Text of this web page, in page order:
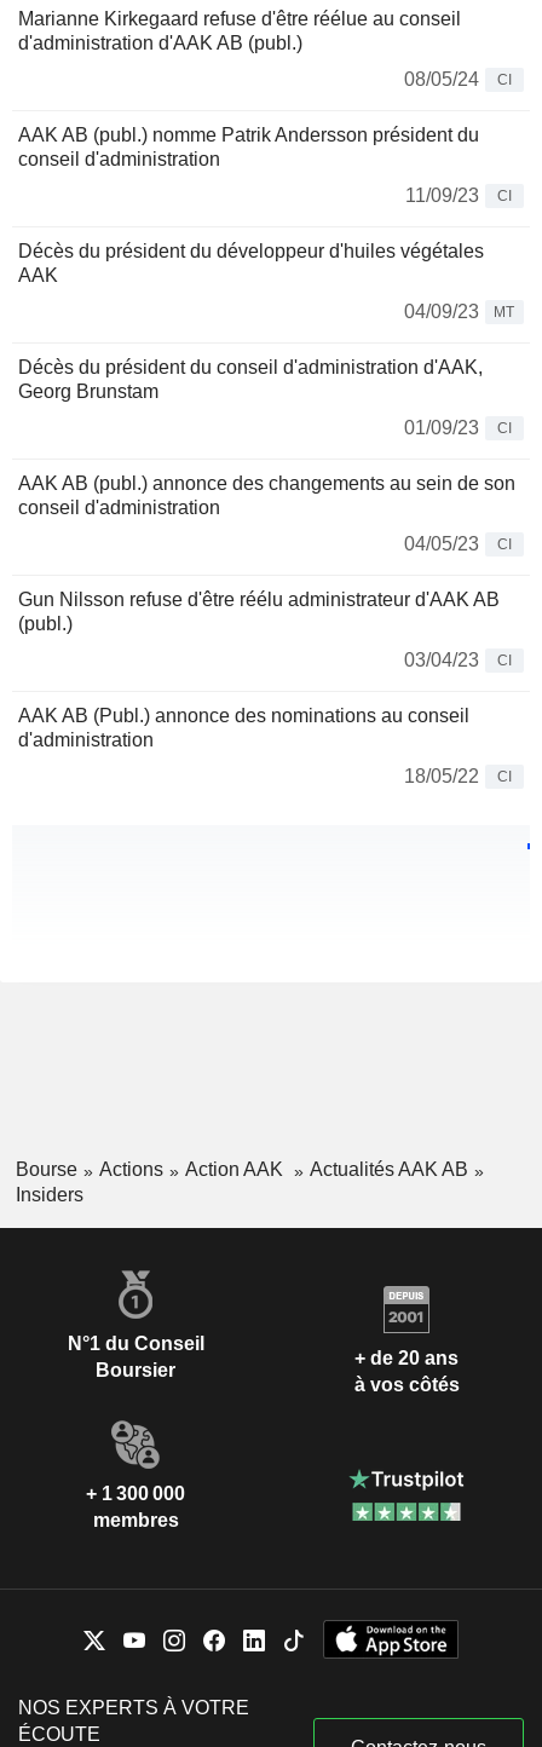
Marianne Kirkegaard refuse d'être réélue au conseil
d'administration d'AAK AB (publ.)
08/05/24
CI
AAK AB (publ.) nomme Patrik Andersson président du
conseil d'administration
11/09/23
CI
Décès du président du développeur d'huiles végétales
AAK
04/09/23
MT
Décès du président du conseil d'administration d'AAK,
Georg Brunstam
01/09/23
CI
AAK AB (publ.) annonce des changements au sein de son
conseil d'administration
04/05/23
CI
Gun Nilsson refuse d'être réélu administrateur d'AAK AB
(publ.)
03/04/23
CI
AAK AB (Publ.) annonce des nominations au conseil
d'administration
18/05/22
CI
Bourse Actions Action AAK
Actualités AAK AB
Insiders
N°1 du Conseil
Boursier
+ de 20 ans
à vos côtés
+ 1 300 000
membres
NOS EXPERTS À VOTRE
ÉCOUTE